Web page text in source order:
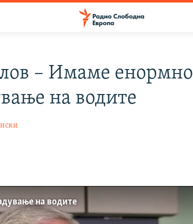
– Имаме енормно
на водите
на водите